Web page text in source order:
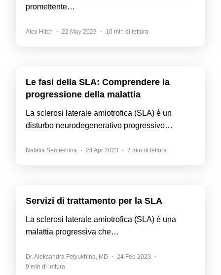
promettente…
Alex Hitch 22 May 2023 10 min di lettura
Le fasi della SLA: Comprendere la
progressione della malattia
La sclerosi laterale amiotrofica (SLA) è un
disturbo neurodegenerativo progressivo…
Natalia Semeshina 24 Apr 2023 7 min di lettura
Servizi di trattamento per la SLA
La sclerosi laterale amiotrofica (SLA) è una
malattia progressiva che…
Dr. Aleksandra Fetyukhina, MD
24 Feb 2023
9 min di lettura